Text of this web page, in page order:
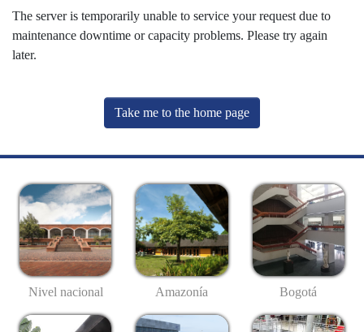
The server is temporarily unable to service your request due to
maintenance downtime or capacity problems. Please try again
later.
Take me to the home page
Nivel nacional Amazonía Bogotá